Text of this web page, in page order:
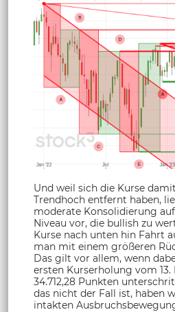
Und weil sich die Kurse
Trendhoch entfernt haben,
moderate Konsolidierung
Niveau vor, die bullish zu
Kurse nach unten hin Fahrt
man mit einem größeren
Das gilt vor allem, wenn
ersten Kurserholung vom 13.
34.712,28 Punkten
das nicht der Fall ist, haben
intakten